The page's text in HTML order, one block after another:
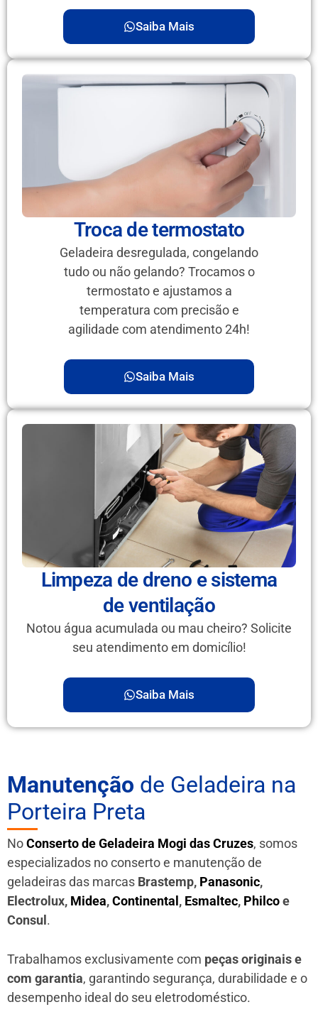
Saiba Mais
Troca de termostato
Geladeira desregulada, congelando
tudo ou não gelando? Trocamos o
termostato e ajustamos a
temperatura com precisão e
agilidade com atendimento 24h!
Saiba Mais
Limpeza de dreno e sistema
de ventilação
Notou água acumulada ou mau cheiro? Solicite
seu atendimento em domicílio!
Saiba Mais
Manutenção de Geladeira na
Porteira Preta
NoConserto de Geladeira Mogi das Cruzes, somos
especializados no conserto e manutenção de
geladeiras das marcas Brastemp, Panasonic,
Electrolux, Midea,Continental, Esmaltec, Philcoe
Consul.
Trabalhamos exclusivamente com peças originais e
com garantia, garantindo segurança, durabilidade e o
desempenho ideal do seu eletrodoméstico.